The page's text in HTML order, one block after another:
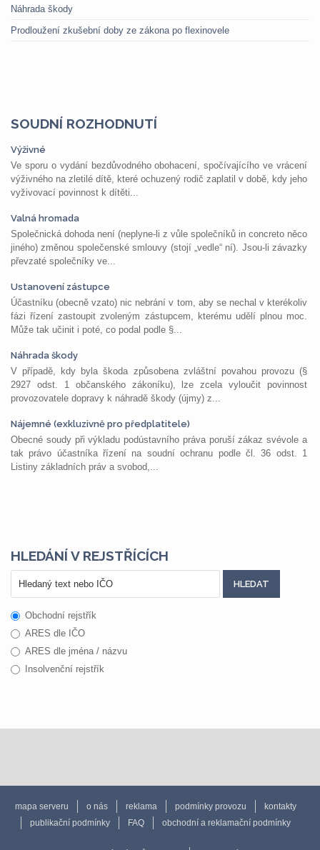
Náhrada škody
Prodloužení zkušební doby ze zákona po flexinovele
SOUDNÍ ROZHODNUTÍ
Výživné
Ve sporu o vydání bezdůvodného obohacení, spočívajícího ve vrácení
výživného na zletilé dítě, které ochuzený rodič zaplatil v době, kdy jeho
vyživovací povinnost k dítěti...
Valná hromada
Společnická dohoda není (neplyne-li z vůle společníků in concreto něco
jiného) změnou společenské smlouvy (stojí „vedle“ ní). Jsou-li závazky
převzaté společníky ve...
Ustanovení zástupce
Účastníku (obecně vzato) nic nebrání v tom, aby se nechal v kterékoliv
fázi řízení zastoupit zvoleným zástupcem, kterému udělí plnou moc.
Může tak učinit i poté, co podal podle §...
Náhrada škody
V případě, kdy byla škoda způsobena zvláštní povahou provozu (§
2927 odst. 1 občanského zákoníku), lze zcela vyloučit povinnost
provozovatele dopravy k náhradě škody (újmy) z...
Nájemné (exkluzivně pro předplatitele)
Obecné soudy při výkladu podústavního práva poruší zákaz svévole a
tak právo účastníka řízení na soudní ochranu podle čl. 36 odst. 1
Listiny základních práv a svobod,...
HLEDÁNÍ V REJSTŘÍCÍCH
Obchodní rejstřík
ARES dle IČO
ARES dle jména / názvu
Insolvenční rejstřík
mapa serveru o nás reklama podmínky provozu
kontakty
publikační podmínky
FAQ obchodní a reklamační podmínky